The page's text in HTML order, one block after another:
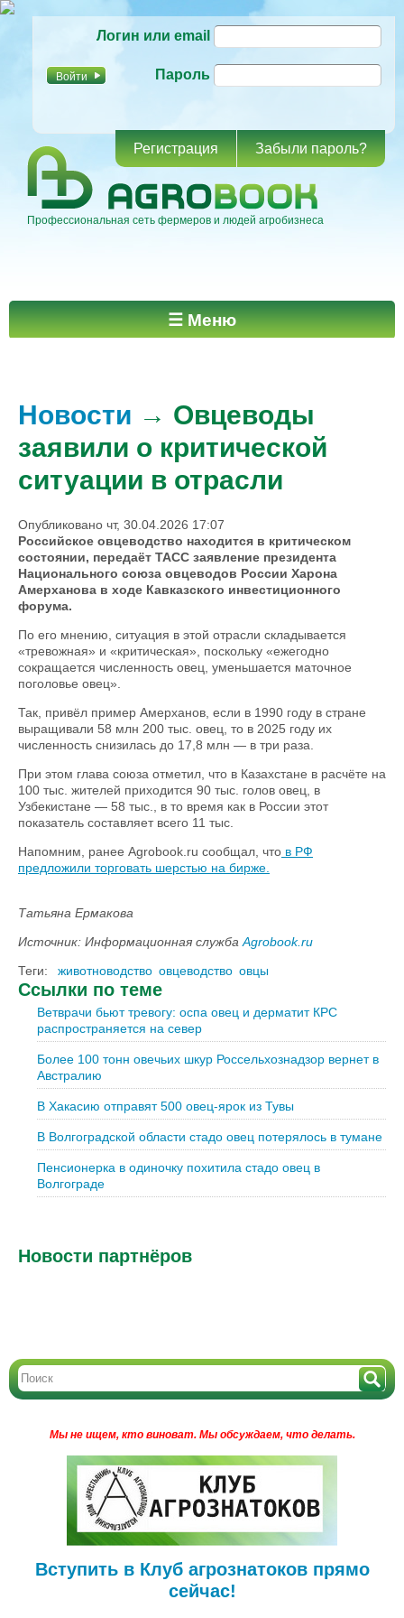
основному
Логин или email
Пароль
Регистрация Забыли пароль?
Профессиональная сеть фермеров и людей агробизнеса
Главное меню ☰ Меню
Новости → Овцеводы
заявили о критической
ситуации в отрасли
Опубликовано чт, 30.04.2026 17:07
Российское овцеводство находится в критическом
состоянии, передаёт ТАСС заявление президента
Национального союза овцеводов России Харона
Амерханова в ходе Кавказского инвестиционного
форума.
По его мнению, ситуация в этой отрасли складывается
«тревожная» и «критическая», поскольку «ежегодно
сокращается численность овец, уменьшается маточное
поголовье овец».
Так, привёл пример Амерханов, если в 1990 году в стране
выращивали 58 млн 200 тыс. овец, то в 2025 году их
численность снизилась до 17,8 млн — в три раза.
При этом глава союза отметил, что в Казахстане в расчёте на
100 тыс. жителей приходится 90 тыс. голов овец, в
Узбекистане — 58 тыс., в то время как в России этот
показатель составляет всего 11 тыс.
Напомним, ранее Agrobook.ru сообщал, что в РФ
предложили торговать шерстью на бирже.
Татьяна Ермакова
Источник: Информационная служба Agrobook.ru
Теги:
животноводство овцеводство овцы
Ссылки по теме
Ветврачи бьют тревогу: оспа овец и дерматит КРС
распространяется на север
Более 100 тонн овечьих шкур Россельхознадзор вернет в
Австралию
В Хакасию отправят 500 овец-ярок из Тувы
В Волгоградской области стадо овец потерялось в тумане
Пенсионерка в одиночку похитила стадо овец в
Волгограде
Новости партнёров
Мы не ищем, кто виноват. Мы обсуждаем, что делать.
Вступить в Клуб агрознатоков прямо
сейчас!